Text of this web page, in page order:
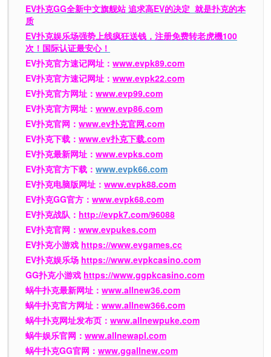
EV扑克GG全新中文旗舰站追求高EV的决定 就是扑克的本
质
EV扑克娱乐场强势上线疯狂送钱，注册免费转老虎機100
次！国际认证最安心！
EV扑克官方速记网址： www.evpk89.com
EV扑克官方速记网址： www.evpk22.com
EV扑克官方网址： www.evp99.com
EV扑克官方网址： www.evp86.com
EV扑克官网： www.ev扑克官网.com
EV扑克下载： www.ev扑克下载.com
EV扑克最新网址： www.evpks.com
EV扑克官方下载： www.evpk66.com
EV扑克电脑版网址： www.evpk88.com
EV扑克GG官方： www.evpk68.com
EV扑克战队： http://evpk7.com/96088
EV扑克官网： www.evpukes.com
EV扑克小游戏 https://www.evgames.cc
EV扑克娱乐场 https://www.evpkcasino.com
GG扑克小游戏 https://www.ggpkcasino.com
蜗牛扑克最新网址： www.allnew36.com
蜗牛扑克官方网址： www.allnew366.com
蜗牛扑克网址发布页： www.allnewpuke.com
蜗牛娱乐官网： www.allnewapl.com
蜗牛扑克GG官网： www.ggallnew.com